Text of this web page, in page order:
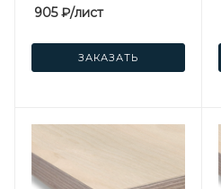
905₽/лист
ЗАКАЗАТЬ